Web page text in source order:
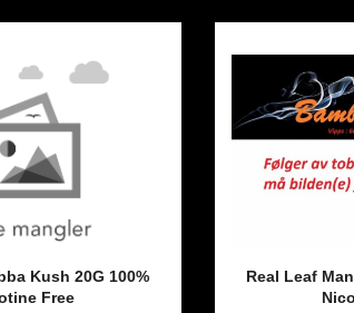
Kush 20G 100%
Free
Real Leaf